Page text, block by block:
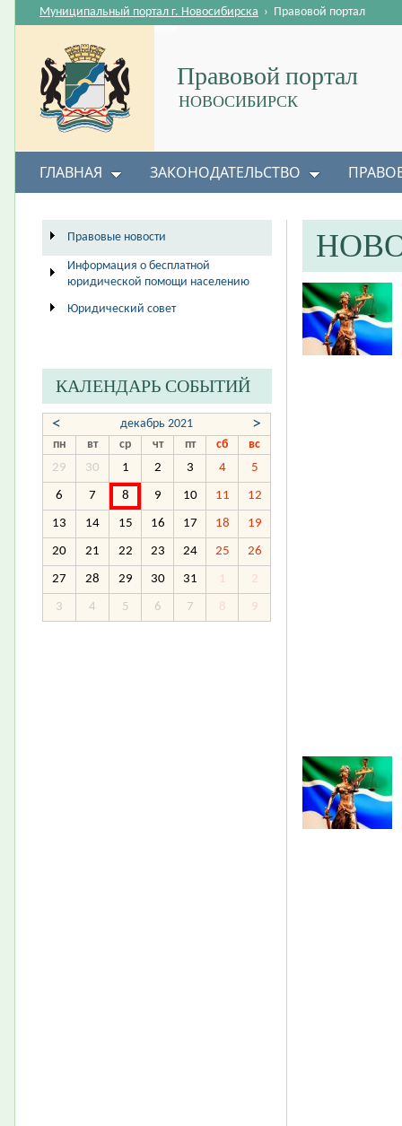
Правовой портал
НОВОСИБИРСК
Муниципальный портал г. Новосибирска › Правовой портал
ГЛАВНАЯ ЗАКОНОДАТЕЛЬСТВО
Правовые новости
Информация о бесплатной
юридической помощи населению
Юридический совет
КАЛЕНДАРЬ СОБЫТИЙ
< декабрь 2021 >
пн вт ср чт пт сб
вс
29
30 1 2 3 4 5
6 7 8 9 10 11 12
13 14 15 16 17 18 19
20 21 22 23 24 25 26
27 28 29 30 31 1 2
3 4 5 6 7 8 9